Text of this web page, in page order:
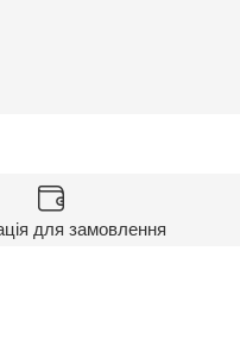
для замовлення